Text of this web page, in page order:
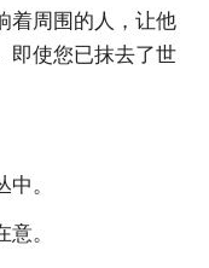
着周围的人，让他
即使您已抹去了世
。
。